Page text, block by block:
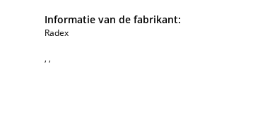
Informatie van de fabrikant:
Radex
, ,